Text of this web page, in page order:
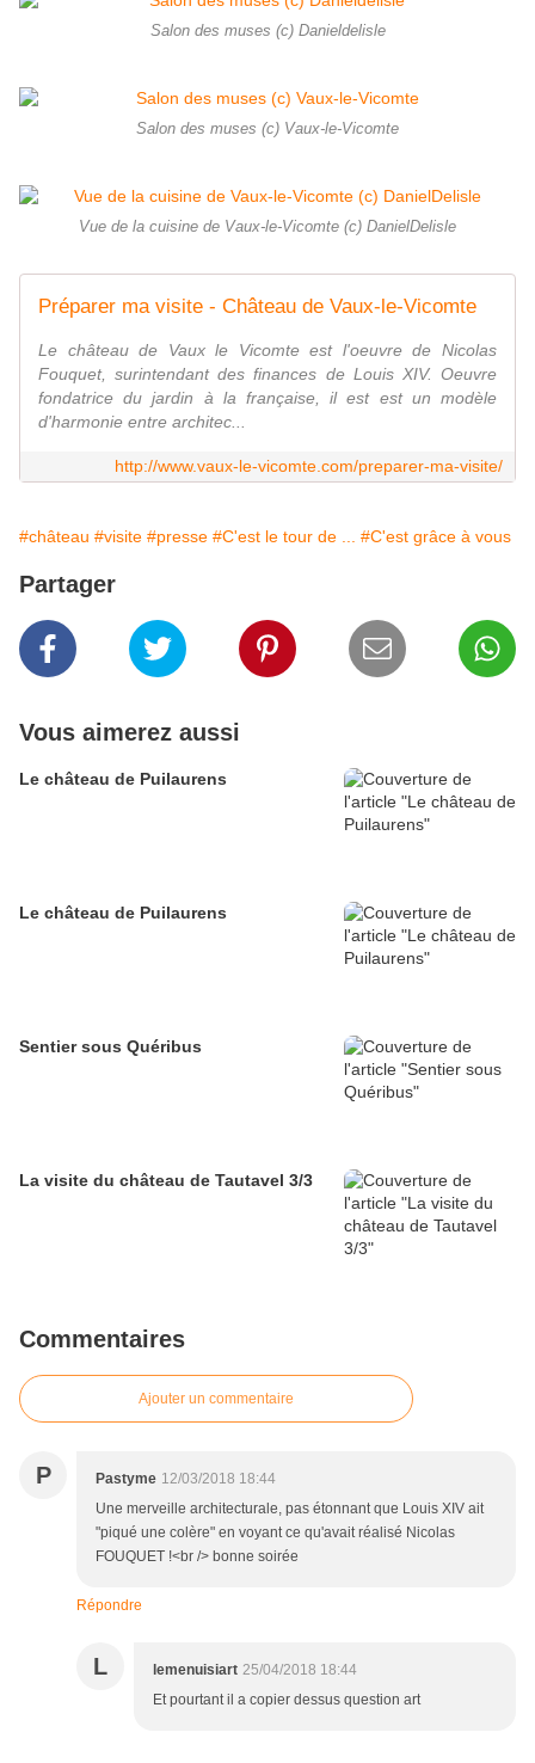
Salon des muses (c) Danieldelisle
Salon des muses (c) Vaux-le-Vicomte
Vue de la cuisine de Vaux-le-Vicomte (c) DanielDelisle
Préparer ma visite - Château de Vaux-le-Vicomte
Le château de Vaux le Vicomte est l'oeuvre de Nicolas
Fouquet, surintendant des finances de Louis XIV. Oeuvre
fondatrice du jardin à la française, il est est un modèle
d'harmonie entre architec...
http://www.vaux-le-vicomte.com/preparer-ma-visite/
#château #visite #presse #C'est le tour de ... #C'est grâce à vous
Partager
Vous aimerez aussi
Le château de Puilaurens
Le château de Puilaurens
Sentier sous Quéribus
La visite du château de Tautavel 3/3
Commentaires
Ajouter un commentaire
P Pastyme 12/03/2018 18:44
Une merveille architecturale, pas étonnant que Louis XIV ait
"piqué une colère" en voyant ce qu'avait réalisé Nicolas
FOUQUET !<br /> bonne soirée
Répondre
L lemenuisiart 25/04/2018 18:44
Et pourtant il a copier dessus question art